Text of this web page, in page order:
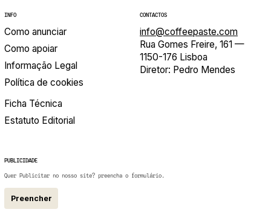
INFO
Como anunciar
Como apoiar
Informação Legal
Política de cookies
Ficha Técnica
Estatuto Editorial
CONTACTOS
info@coffeepaste.com
Rua Gomes Freire, 161 —
1150-176 Lisboa
Diretor: Pedro Mendes
PUBLICIDADE
Quer Publicitar no nosso site? preencha o formulário.
Preencher